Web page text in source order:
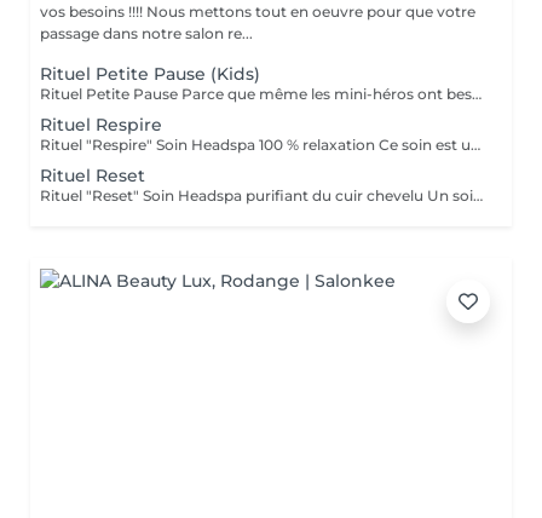
vos besoins !!!! Nous mettons tout en oeuvre pour que votre
passage dans notre salon re...
Rituel Petite Pause (Kids)
Rituel Petite Pause Parce que même les mini-héros ont besoin de souffler ! Un moment tout doux pour que les enfants apprennent à se poser, se détendre et dire bye-bye au stress (même petit !). Avec un massage câlin du cuir chevelu, des papouilles légères et un soin tout frais pour des cheveux qui sentent bon la liberté. Un soin rigolo et relax, parfait pour que les petits se sentent comme des champions du chill ! Bienfaits : détente garantie, cuir chevelu tout propre, et surtout, plein de sourires ! Durée : 45 min Séchage naturel offert en fin de soin.
Rituel Respire
Rituel "Respire" Soin Headspa 100 % relaxation Ce soin est une invitation à lâcher prise. À travers un massage crânien lent, fluide et profond, les tensions accumulées s'évanouissent, les pensées s'apaisent, le corps se relâche. La gestuelle est inspirée des techniques japonaises de relaxation, pour favoriser la circulation et éveiller une sensation de calme intérieur immédiat. Bienfaits : apaisement du système nerveux, relâchement musculaire, sensation de légèreté mentale. 1h15 brushing ou séchage naturel offert en fin de soin.
Rituel Reset
Rituel "Reset" Soin Headspa purifiant du cuir chevelu Un soin pensé comme un redémarrage. Grâce à une gestuelle précise et des produits détoxifiants, ce rituel libère le cuir chevelu des toxines, impuretés et excès de sébum. Il relance la microcirculation, apporte une vraie sensation de fraîcheur et rééquilibre le terrain capillaire. Idéal pour retrouver un cuir chevelu sain et réactiver la vitalité naturelle des cheveux. Bienfaits : nettoyage profond, sensation de légèreté, meilleure oxygénation, base saine pour la repousse. 1h30 Diagnostic personnalisé + brushing ou séchage naturel inclus.